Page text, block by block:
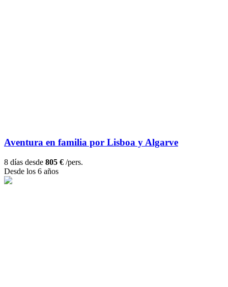
Aventura en familia por Lisboa y Algarve
8 días desde 805 € /pers.
Desde los 6 años